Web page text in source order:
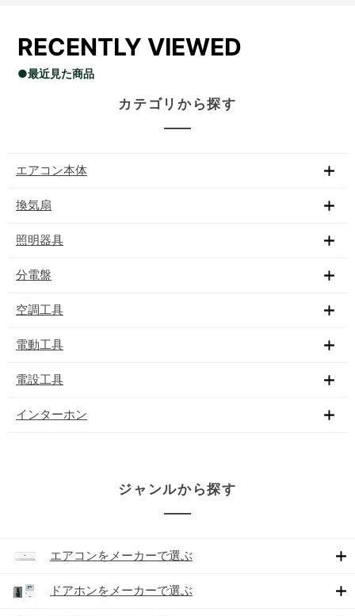
RECENTLY VIEWED
●最近見た商品
カテゴリから探す
エアコン本体
換気扇
照明器具
分電盤
空調工具
電動工具
電設工具
インターホン
ジャンルから探す
エアコンをメーカーで選ぶ
ドアホンをメーカーで選ぶ